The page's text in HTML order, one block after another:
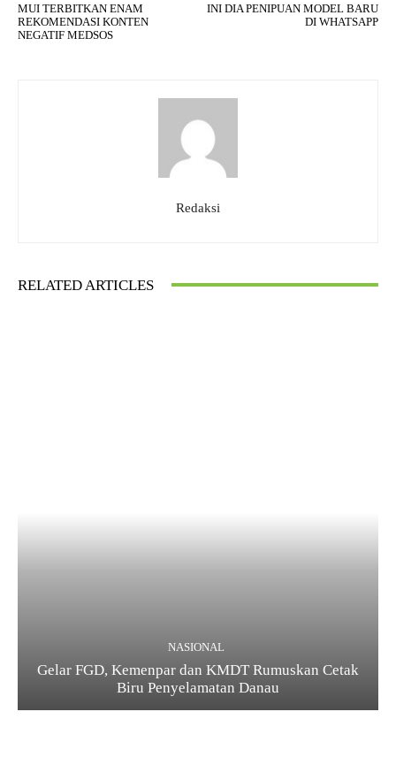
MUI TERBITKAN ENAM
REKOMENDASI KONTEN
NEGATIF MEDSOS
INI DIA PENIPUAN MODEL BARU
DI WHATSAPP
Redaksi
RELATED ARTICLES
NASIONAL
Gelar FGD, Kemenpar dan KMDT Rumuskan Cetak
Biru Penyelamatan Danau